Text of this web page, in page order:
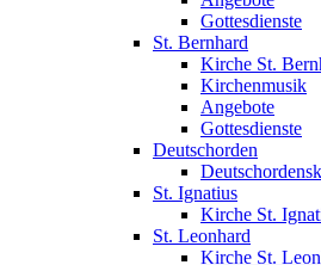
Gottesdienste
St. Bernhard
Kirche St.
Kirchenmusik
Angebote
Gottesdienste
Deutschorden
St. Ignatius
Kirche St.
St. Leonhard
Kirche St.